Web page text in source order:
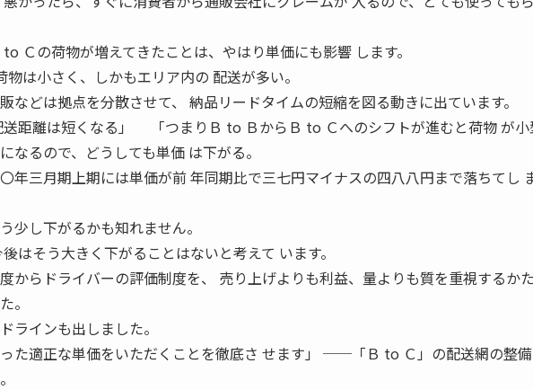
Ｃの荷物が増えてきたことは、やはり単価にも影響 します。
物は小さく、しかもエリア内の 配送が多い。
などは拠点を分散させて、 納品リードタイムの短縮を図る動きに出ています。
送距離は短くなる」 「つまりＢ to ＢからＢ to Ｃへのシフトが進むと荷物 が小
なるので、どうしても単価 は下がる。
年三月期上期には単価が前 年同期比で三七円マイナスの四八八円まで落ちてし
少し下がるかも知れません。
はそう大きく下がることはないと考えて います。
からドライバーの評価制度を、 売り上げよりも利益、量よりも質を重視するか
。
ラインも出しました。
た適正な単価をいただくことを徹底さ せます」 ──「Ｂ to Ｃ」の配送網の整